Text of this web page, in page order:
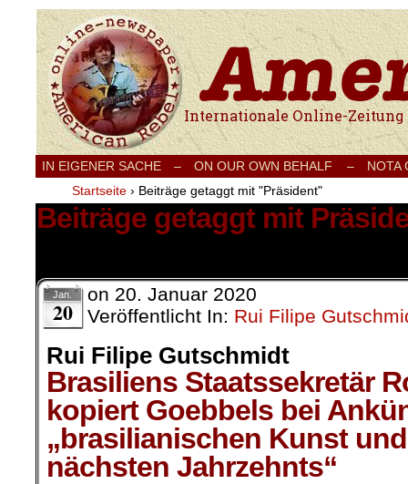
Internationale Onlinezeitung für Frieden,
IN EIGENER SACHE – ON OUR OWN BEHALF –
NOTA
Startseite › Beiträge getaggt mit "Präsident"
Beiträge getaggt mit
Jan.
20
on 20. Januar 2020
Veröffentlicht In: Rui Filipe
Rui Filipe Gutschmidt
Brasiliens Staatssekretär
kopiert Goebbels bei
„brasilianischen Kunst
nächsten Jahrzehnts“